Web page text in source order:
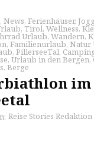
, News, Ferienhäuser,
, Tirol, Wellness,
Urlaub, Wandern,
, Familienurlaub, Natur
, PillerseeTal,
, Urlaub in den Bergen,
, Berge
im
Reise Stories Redaktion